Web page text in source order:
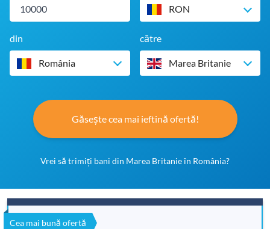
RON
din
România
către
Marea Britanie
Găsește cea mai ieftină ofertă!
Vrei să trimiți bani din Marea Britanie în România?
Cea mai bună ofertă